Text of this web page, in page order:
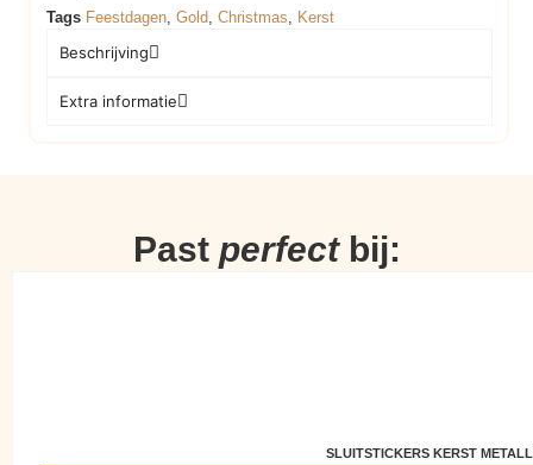
Tags Feestdagen, Gold, Christmas, Kerst
Beschrijving
Extra informatie
Past perfectbij:
SLUITSTICKERS KERST